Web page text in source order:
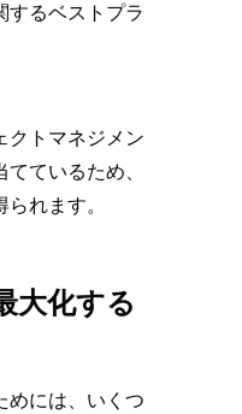
するベストプラ
クトマネジメン
ているため、
れます。
大化する
めには、いくつ